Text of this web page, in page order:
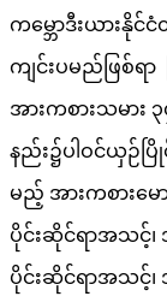
ကမ္ဘောဒီးယားနို
ကျင်းပမည်ဖြစ်ရာ
အားကစားသမား
နည်း၌ပါဝင်ယှဉ်ပ
မည့် အားကစားမ
ပိုင်းဆိုင်ရာအသင့်၊
ပိုင်းဆိုင်ရာအသင့်၊